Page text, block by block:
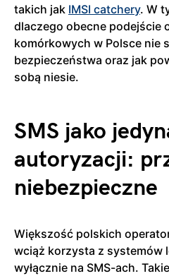
takich jak IMSI catchery. W
dlaczego obecne podejście
komórkowych w Polsce nie
bezpieczeństwa oraz jak
sobą niesie.
SMS jako
autoryzacji:
niebezpieczne
Większość polskich
wciąż korzysta z systemów
wyłącznie na SMS-ach.